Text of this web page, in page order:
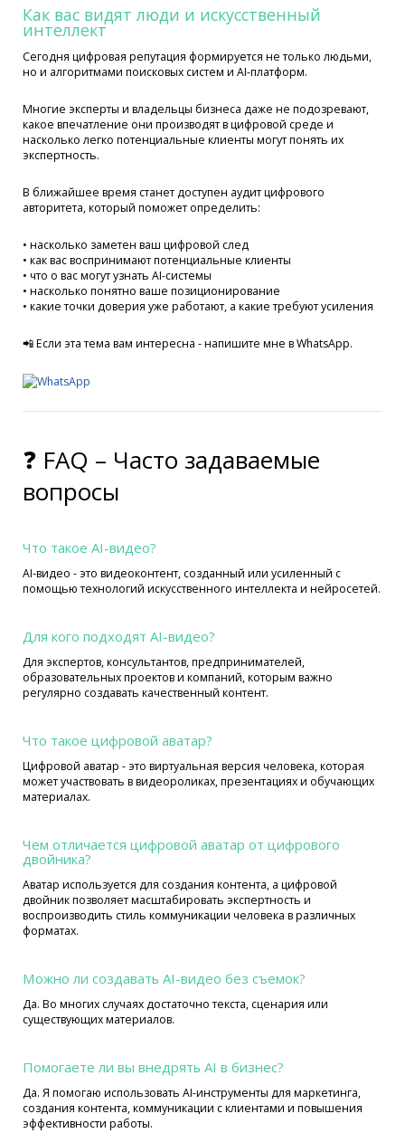
Как вас видят люди и искусственный
интеллект
Сегодня цифровая репутация формируется не только людьми,
но и алгоритмами поисковых систем и AI-платформ.
Многие эксперты и владельцы бизнеса даже не подозревают,
какое впечатление они производят в цифровой среде и
насколько легко потенциальные клиенты могут понять их
экспертность.
В ближайшее время станет доступен аудит цифрового
авторитета, который поможет определить:
• насколько заметен ваш цифровой след
• как вас воспринимают потенциальные клиенты
• что о вас могут узнать AI-системы
• насколько понятно ваше позиционирование
• какие точки доверия уже работают, а какие требуют усиления
📲 Если эта тема вам интересна - напишите мне в WhatsApp.
❓ FAQ – Часто задаваемые
вопросы
Что такое AI-видео?
AI-видео - это видеоконтент, созданный или усиленный с
помощью технологий искусственного интеллекта и нейросетей.
Для кого подходят AI-видео?
Для экспертов, консультантов, предпринимателей,
образовательных проектов и компаний, которым важно
регулярно создавать качественный контент.
Что такое цифровой аватар?
Цифровой аватар - это виртуальная версия человека, которая
может участвовать в видеороликах, презентациях и обучающих
материалах.
Чем отличается цифровой аватар от цифрового
двойника?
Аватар используется для создания контента, а цифровой
двойник позволяет масштабировать экспертность и
воспроизводить стиль коммуникации человека в различных
форматах.
Можно ли создавать AI-видео без съемок?
Да. Во многих случаях достаточно текста, сценария или
существующих материалов.
Помогаете ли вы внедрять AI в бизнес?
Да. Я помогаю использовать AI-инструменты для маркетинга,
создания контента, коммуникации с клиентами и повышения
эффективности работы.